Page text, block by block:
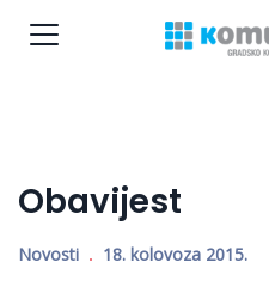
Obavijest
Novosti 18. kolovoza 2015.